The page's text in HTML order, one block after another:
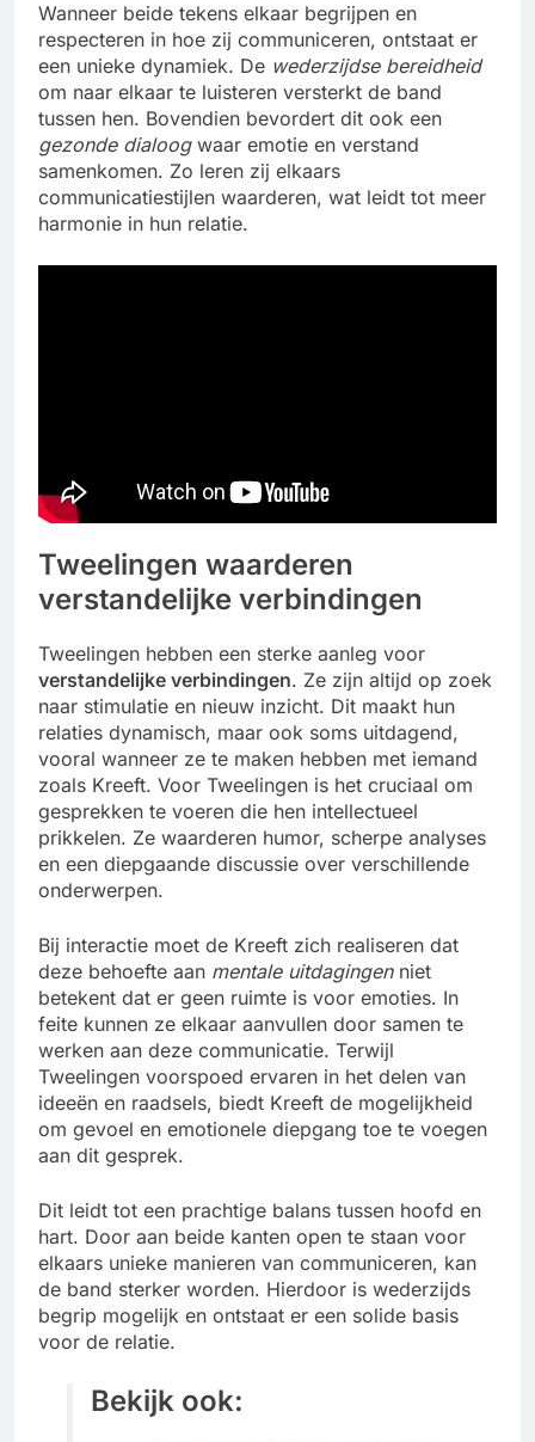
Wanneer beide tekens elkaar begrijpen en
respecteren in hoe zij communiceren, ontstaat er
een unieke dynamiek. De wederzijdse bereidheid
om naar elkaar te luisteren versterkt de band
tussen hen. Bovendien bevordert dit ook een
gezonde dialoogwaar emotie en verstand
samenkomen. Zo leren zij elkaars
communicatiestijlen waarderen, wat leidt tot meer
harmonie in hun relatie.
Tweelingen waarderen
verstandelijke verbindingen
Tweelingen hebben een sterke aanleg voor
verstandelijke verbindingen. Ze zijn altijd op zoek
naar stimulatie en nieuw inzicht. Dit maakt hun
relaties dynamisch, maar ook soms uitdagend,
vooral wanneer ze te maken hebben met iemand
zoals Kreeft. Voor Tweelingen is het cruciaal om
gesprekken te voeren die hen intellectueel
prikkelen. Ze waarderen humor, scherpe analyses
en een diepgaande discussie over verschillende
onderwerpen.
Bij interactie moet de Kreeft zich realiseren dat
deze behoefte aan mentale uitdagingenniet
betekent dat er geen ruimte is voor emoties. In
feite kunnen ze elkaar aanvullen door samen te
werken aan deze communicatie. Terwijl
Tweelingen voorspoed ervaren in het delen van
ideeën en raadsels, biedt Kreeft de mogelijkheid
om gevoel en emotionele diepgang toe te voegen
aan dit gesprek.
Dit leidt tot een prachtige balans tussen hoofd en
hart. Door aan beide kanten open te staan voor
elkaars unieke manieren van communiceren, kan
de band sterker worden. Hierdoor is wederzijds
begrip mogelijk en ontstaat er een solide basis
voor de relatie.
Bekijk ook: